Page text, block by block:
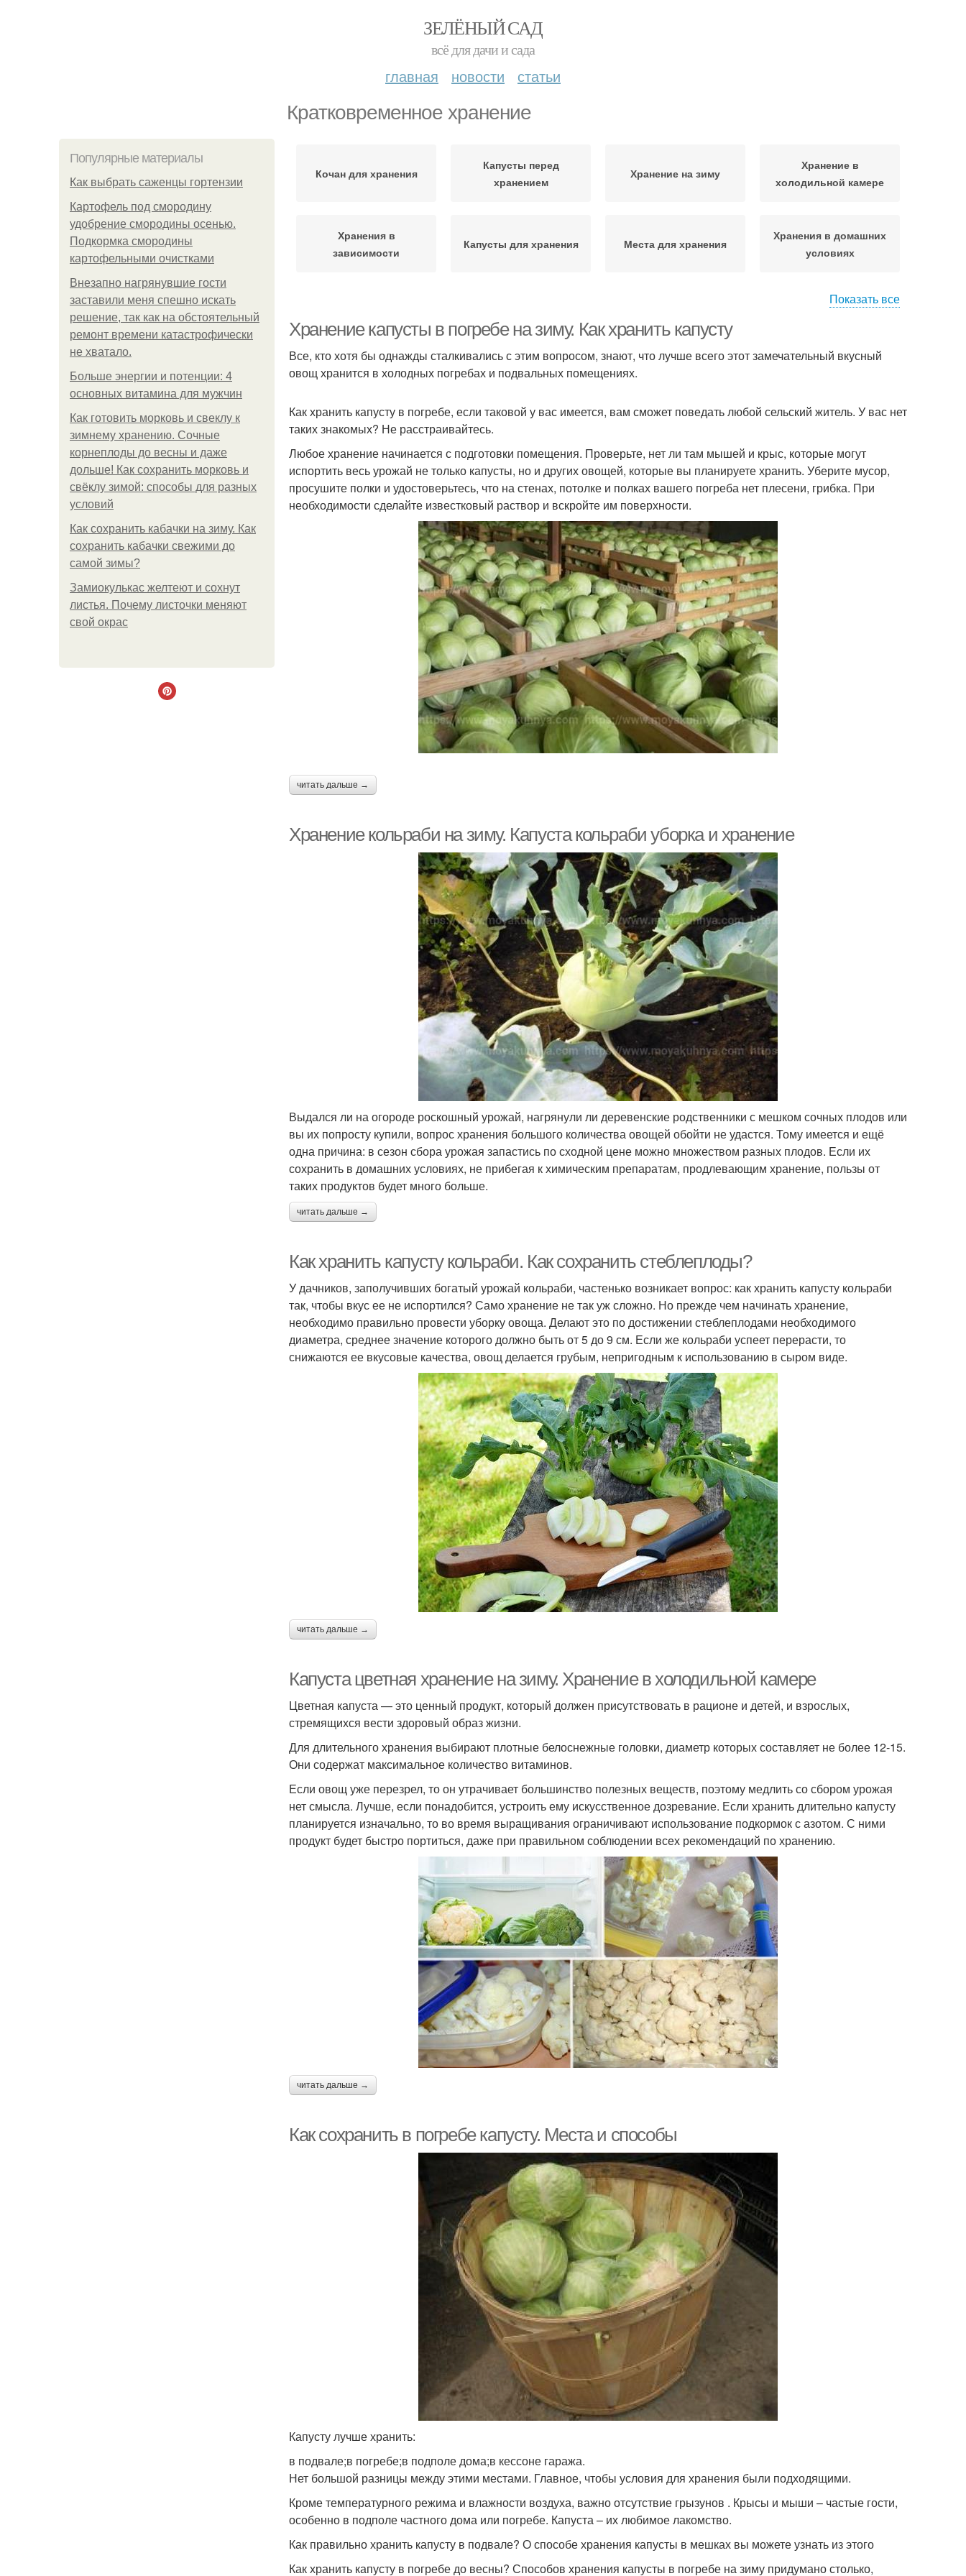
ЗЕЛЁНЫЙ САД
всё для дачи и сада
главная новости статьи
Кратковременное хранение
Популярные материалы
Как выбрать саженцы гортензии
Картофель под смородину
удобрение смородины осенью.
Подкормка смородины
картофельными очистками
Внезапно нагрянувшие гости
заставили меня спешно искать
решение, так как на обстоятельный
ремонт времени катастрофически
не хватало.
Больше энергии и потенции: 4
основных витамина для мужчин
Как готовить морковь и свеклу к
зимнему хранению. Сочные
корнеплоды до весны и даже
дольше! Как сохранить морковь и
свёклу зимой: способы для разных
условий
Как сохранить кабачки на зиму. Как
сохранить кабачки свежими до
самой зимы?
Замиокулькас желтеют и сохнут
листья. Почему листочки меняют
свой окрас
Кочан для хранения
Капусты перед
хранением
Хранение на зиму
Хранение в
холодильной камере
Хранения в
зависимости
Капусты для хранения Места для хранения
Хранения в домашних
условиях
хранения
длительного хранения
Показать все
Хранение капусты в погребе на зиму. Как хранить капусту
Все, кто хотя бы однажды сталкивались с этим вопросом, знают, что лучше всего этот замечательный вкусный
овощ хранится в холодных погребах и подвальных помещениях.
Как хранить капусту в погребе, если таковой у вас имеется, вам сможет поведать любой сельский житель. У вас нет
таких знакомых? Не расстраивайтесь.
Любое хранение начинается с подготовки помещения. Проверьте, нет ли там мышей и крыс, которые могут
испортить весь урожай не только капусты, но и других овощей, которые вы планируете хранить. Уберите мусор,
просушите полки и удостоверьтесь, что на стенах, потолке и полках вашего погреба нет плесени, грибка. При
необходимости сделайте известковый раствор и вскройте им поверхности.
читать дальше →
Хранение кольраби на зиму. Капуста кольраби уборка и хранение
Выдался ли на огороде роскошный урожай, нагрянули ли деревенские родственники с мешком сочных плодов или
вы их попросту купили, вопрос хранения большого количества овощей обойти не удастся. Тому имеется и ещё
одна причина: в сезон сбора урожая запастись по сходной цене можно множеством разных плодов. Если их
сохранить в домашних условиях, не прибегая к химическим препаратам, продлевающим хранение, пользы от
таких продуктов будет много больше.
читать дальше →
Как хранить капусту кольраби. Как сохранить стеблеплоды?
У дачников, заполучивших богатый урожай кольраби, частенько возникает вопрос: как хранить капусту кольраби
так, чтобы вкус ее не испортился? Само хранение не так уж сложно. Но прежде чем начинать хранение,
необходимо правильно провести уборку овоща. Делают это по достижении стеблеплодами необходимого
диаметра, среднее значение которого должно быть от 5 до 9 см. Если же кольраби успеет перерасти, то
снижаются ее вкусовые качества, овощ делается грубым, непригодным к использованию в сыром виде.
читать дальше →
Капуста цветная хранение на зиму. Хранение в холодильной камере
Цветная капуста — это ценный продукт, который должен присутствовать в рационе и детей, и взрослых,
стремящихся вести здоровый образ жизни.
Для длительного хранения выбирают плотные белоснежные головки, диаметр которых составляет не более 12-15.
Они содержат максимальное количество витаминов.
Если овощ уже перезрел, то он утрачивает большинство полезных веществ, поэтому медлить со сбором урожая
нет смысла. Лучше, если понадобится, устроить ему искусственное дозревание. Если хранить длительно капусту
планируется изначально, то во время выращивания ограничивают использование подкормок с азотом. С ними
продукт будет быстро портиться, даже при правильном соблюдении всех рекомендаций по хранению.
читать дальше →
Как сохранить в погребе капусту. Места и способы
Капусту лучше хранить:
в подвале;в погребе;в подполе дома;в кессоне гаража.
Нет большой разницы между этими местами. Главное, чтобы условия для хранения были подходящими.
Кроме температурного режима и влажности воздуха, важно отсутствие грызунов . Крысы и мыши – частые гости,
особенно в подполе частного дома или погребе. Капуста – их любимое лакомство.
Как правильно хранить капусту в подвале? О способе хранения капусты в мешках вы можете узнать из этого
Как хранить капусту в погребе до весны? Способов хранения капусты в погребе на зиму придумано столько,